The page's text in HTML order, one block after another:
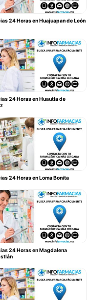
24 Horas en Huajuapan de León
24 Horas en Huautla de
24 Horas en Loma Bonita
24 Horas en Magdalena